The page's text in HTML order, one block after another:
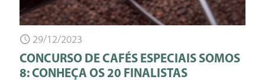
29/12/2023
CONCURSO DE CAFÉS ESPECIAIS SOMOS
8: CONHEÇA OS 20 FINALISTAS